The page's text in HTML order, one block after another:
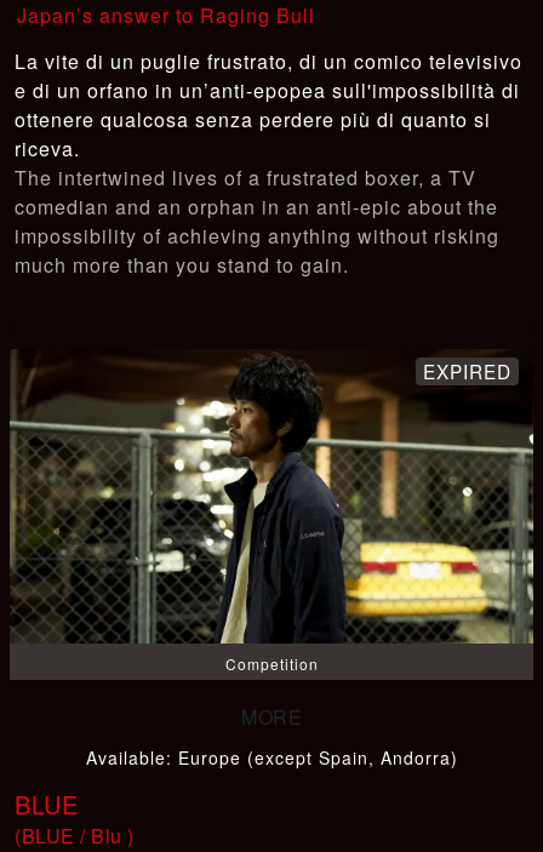
Japan’s answer to Raging Bull
La vite di un puglie frustrato, di un comico televisivo
e di un orfano in un’anti-epopea sull'impossibilità di
ottenere qualcosa senza perdere più di quanto si
riceva.
The intertwined lives of a frustrated boxer, a TV
comedian and an orphan in an anti-epic about the
impossibility of achieving anything without risking
much more than you stand to gain.
Competition
Available: Europe (except Spain, Andorra)
BLUE
(BLUE / Blu )